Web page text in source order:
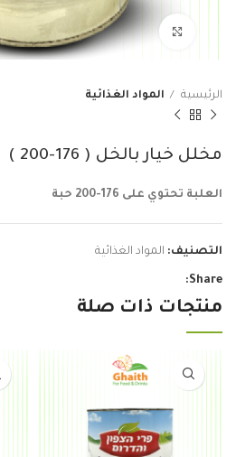
Click to enlarge
الرئيسية المواد الغذائية
مخلل خيار بالخل ( 176-200 )
العلبة تحتوي على 176-200 حبة
التصنيف: المواد الغذائية
Share:
منتجات ذات صلة